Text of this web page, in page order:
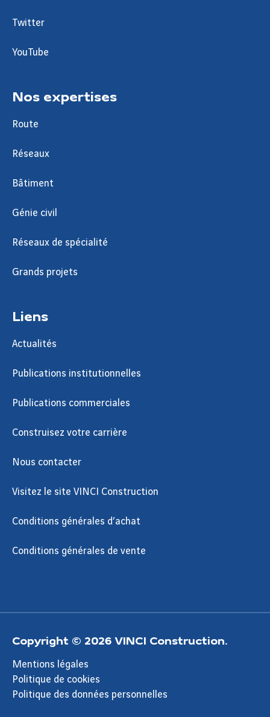
Twitter
YouTube
Nos expertises
Route
Réseaux
Bâtiment
Génie civil
Réseaux de spécialité
Grands projets
Liens
Actualités
Publications institutionnelles
Publications commerciales
Construisez votre carrière
Nous contacter
Visitez le site VINCI Construction
Conditions générales d’achat
Conditions générales de vente
Copyright © 2026 VINCI Construction.
Mentions légales
Politique de cookies
Politique des données personnelles